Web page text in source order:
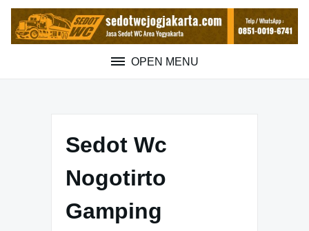
Skip
content
OPEN MENU
Sedot Wc
Nogotirto
Gamping